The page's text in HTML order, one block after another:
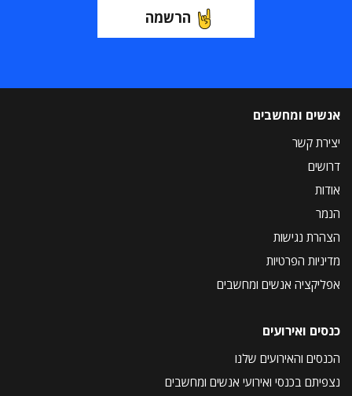
הרשמה
אנשים ומחשבים
יצירת קשר
דרושים
אודות
הנמר
הצהרת נגישות
מדיניות הפרטיות
אפליקציה אנשים ומחשבים
כנסים ואירועים
הכנסים והאירועים שלנו
נצפיתם בכנסי ואירועי אנשים ומחשבים